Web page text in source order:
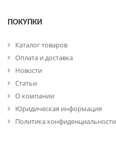
ПОКУПКИ
Каталог товаров
Оплата и доставка
Новости
Статьи
О компании
Юридическая информация
Политика конфиденциальности